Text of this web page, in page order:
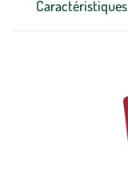
Caractéristiques